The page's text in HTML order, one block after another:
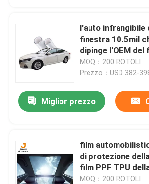
l'auto infrangibile
finestra 10.5mil
dipinge l'OEM del
protezione
MOQ：200 ROTOLI
Prezzo：USD 382-
Miglior prezzo
film
di protezione
film PPF TPU
7.5mil
MOQ：200 ROTOLI